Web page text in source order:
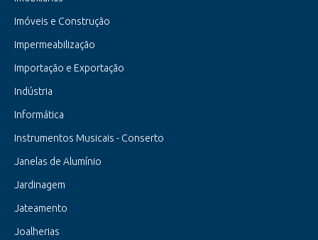
Imóveis e Construção
Impermeabilização
Importação e Exportação
Indústria
Informática
Instrumentos Musicais - Conserto
Janelas de Alumínio
Jardinagem
Jateamento
Joalherias